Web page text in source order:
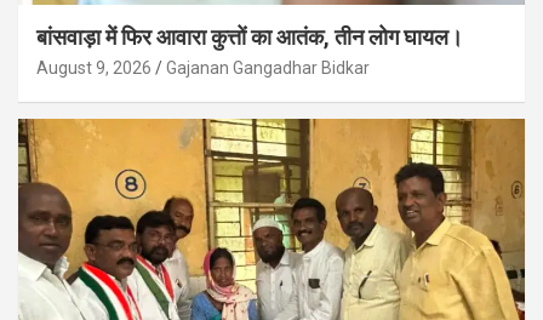
बांसवाड़ा में फिर आवारा कुत्तों का आतंक, तीन लोग घायल।
August 9, 2026 Gajanan Gangadhar Bidkar